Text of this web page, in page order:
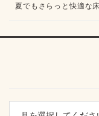
夏でもさらっと快適な床